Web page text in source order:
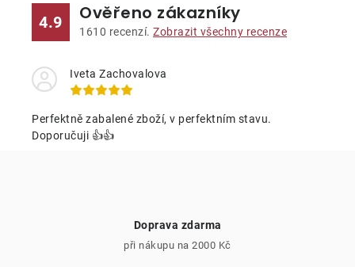
4.9 Ověřeno zákazníky
1610 recenzí. Zobrazit všechny recenze
Iveta Zachovalova
Perfektně zabalené zboží, v perfektním stavu.
Doporučuji 👍👍
Doprava zdarma
při nákupu na 2000 Kč